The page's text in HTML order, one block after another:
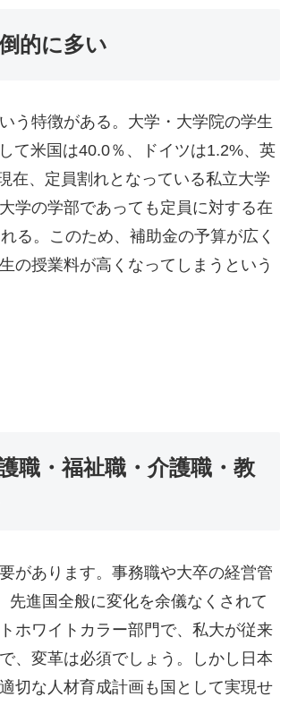
的に多い
う特徴がある。大学・大学院の学生
て米国は40.0％、ドイツは1.2%、英
在、定員割れとなっている私立大学
学の学部であっても定員に対する在
る。このため、補助金の予算が広く
の授業料が高くなってしまうという
職・福祉職・介護職・教
があります。事務職や大卒の経営管
進国全般に変化を余儀なくされて
ホワイトカラー部門で、私大が従来
、変革は必須でしょう。しかし日本
切な人材育成計画も国として実現せ